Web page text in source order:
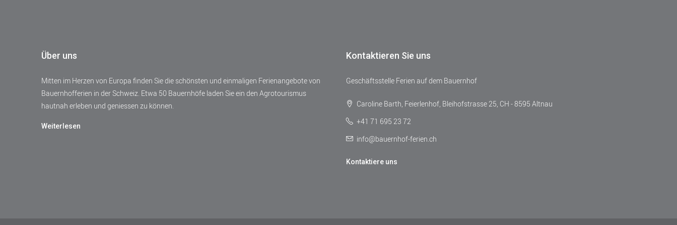
Über uns
Mitten im Herzen von Europa finden Sie die schönsten und einmaligen Ferienangebote von
Bauernhofferien in der Schweiz. Etwa 50 Bauernhöfe laden Sie ein den Agrotourismus
hautnah erleben und geniessen zu können.
Weiterlesen
Kontaktieren Sie uns
Geschäftsstelle Ferien auf dem Bauernhof
Caroline Barth, Feierlenhof, Bleihofstrasse 25, CH - 8595 Altnau
+41 71 695 23 72
info@bauernhof-ferien.ch
Kontaktiere uns